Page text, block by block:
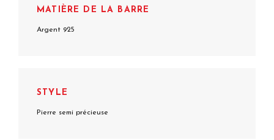
MATIÈRE DE LA BARRE
Argent 925
STYLE
Pierre semi précieuse